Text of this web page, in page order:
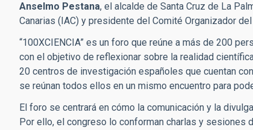
Anselmo Pestana, el alcalde de Santa Cruz de La
Canarias (IAC) y presidente del Comité Organizador
“100XCIENCIA” es un foro que reúne a más de 200
con el objetivo de reflexionar sobre la realidad
20 centros de investigación españoles que cuentan
se reúnan todos ellos en un mismo encuentro para
El foro se centrará en cómo la comunicación y la
Por ello, el congreso lo conforman charlas y